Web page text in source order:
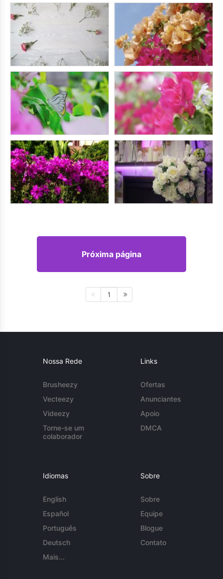
Próxima página
1
Nossa Rede
Brusheezy
Vecteezy
Videezy
Torne-se um
colaborador
Links
Ofertas
Anunciantes
Apoio
DMCA
Idiomas
English
Español
Português
Deutsch
Mais...
Sobre
Sobre
Equipe
Blogue
Contato